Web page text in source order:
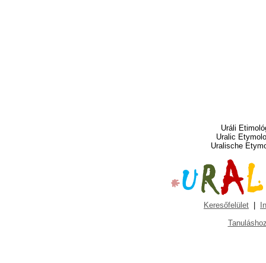
Uráli
Uralic
Uralische
Keresőfelület